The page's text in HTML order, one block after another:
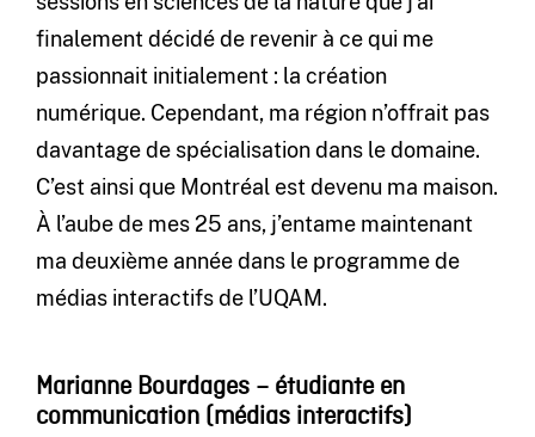
finalement décidé de revenir à ce qui me
passionnait initialement : la création
numérique. Cependant, ma région n’offrait pas
davantage de spécialisation dans le domaine.
C’est ainsi que Montréal est devenu ma maison.
À l’aube de mes 25 ans, j’entame maintenant
ma deuxième année dans le programme de
médias interactifs de l’UQAM.
Marianne Bourdages – étudiante en
communication (médias interactifs)